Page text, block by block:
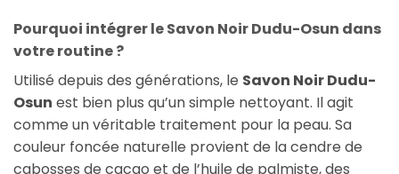
Pourquoi intégrer le Savon Noir Dudu-Osun dans
votre routine ?
Utilisé depuis des générations, le Savon Noir Dudu-
Osun est bien plus qu’un simple nettoyant. Il agit
comme un véritable traitement pour la peau. Sa
couleur foncée naturelle provient de la cendre de
cabosses de cacao et de l’huile de palmiste, des